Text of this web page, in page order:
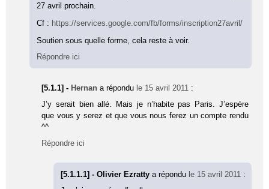
27 avril prochain.
Cf : https://services.google.com/fb/forms/inscription27avril/
Soutien sous quelle forme, cela reste à voir.
Répondre ici
[5.1.1] - Hernan a répondu le 15 avril 2011 :
J’y serait bien allé. Mais je n’habite pas Paris. J’espère
que vous y serez et que vous nous ferez un compte rendu
^^
Répondre ici
[5.1.1.1] - Olivier Ezrattya répondu le 15 avril 2011 :